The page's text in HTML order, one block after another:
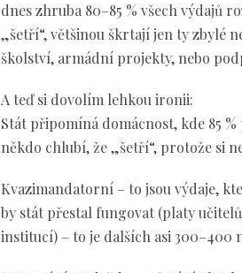
dnes zhruba 80–85 % všech výdajů
„šetří“, většinou škrtají jen ty zbylé
školství, armádní projekty, nebo
A teď si dovolím lehkou ironii:
Stát připomíná domácnost, kde 85
někdo chlubí, že „šetří“, protože si
Kvazimandatorní – to jsou výdaje,
by stát přestal fungovat (platy
institucí) – to je dalších asi 300–400